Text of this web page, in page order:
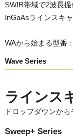
SWIR帯域で2波長
InGaAsラインスキ
WAから始まる型番：
Wave Series
ラインス
ドロップダウンか
Sweep+ Series